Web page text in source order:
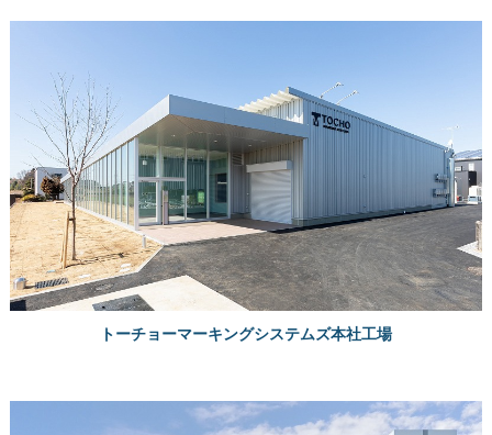
トーチョーマーキングシステムズ本社工場